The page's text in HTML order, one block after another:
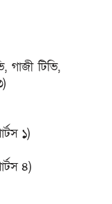
গাজী টিভি,
১)
৪)